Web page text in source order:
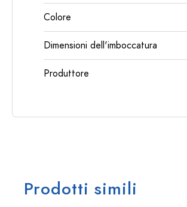
Colore
Dimensioni dell'imboccatura
Produttore
Prodotti simili